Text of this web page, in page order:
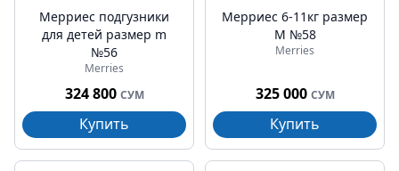
Мерриес подгузники
для детей размер m
№56
Merries
324 800 СУМ
Купить
Мерриес 6-11кг размер
M №58
Merries
325 000 СУМ
Купить